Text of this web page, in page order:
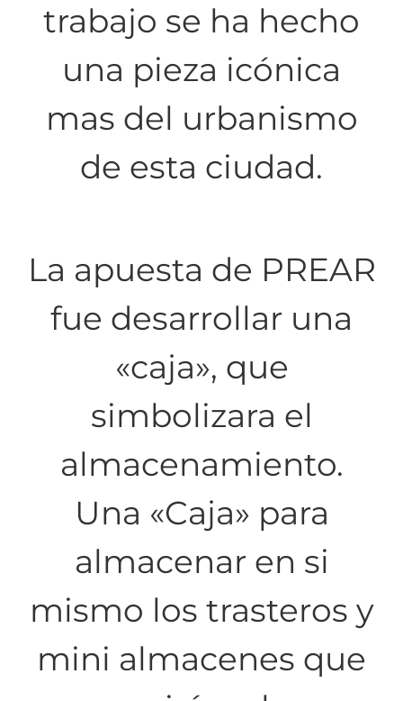
trabajo se ha hecho
una pieza icónica
mas del urbanismo
de esta ciudad.
La apuesta de PREAR
fue desarrollar una
«caja», que
simbolizara el
almacenamiento.
Una «Caja» para
almacenar en si
mismo los trasteros y
mini almacenes que